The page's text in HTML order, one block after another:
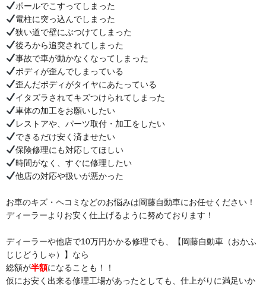
ポールでこすってしまった
電柱に突っ込んでしまった
狭い道で壁にぶつけてしまった
後ろから追突されてしまった
事故で車が動かなくなってしまった
ボディが歪んでしまっている
歪んだボディがタイヤにあたっている
イタズラされてキズつけられてしまった
車体の加工をお願いしたい
レストアや、パーツ取付・加工をしたい
できるだけ安く済ませたい
保険修理にも対応してほしい
時間がなく、すぐに修理したい
他店の対応や扱いが悪かった
お車のキズ・ヘコミなどのお悩みは岡藤自動車にお任せください！
ディーラーよりお安く仕上げるように努めております！
ディーラーや他店で10万円かかる修理でも、【岡藤自動車（おかふ
じじどうしゃ）】なら
総額が半額になることも！！
仮にお安く出来る修理工場があったとしても、仕上がりに満足いか